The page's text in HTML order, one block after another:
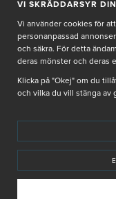
Genom att ge min e-
De uppgifter du
INNEHÅLLET OCH
VI SKRÄDDARSYR
Vi använder cookies för
personanpassad
och säkra. För detta
deras mönster och deras
Klicka på "Okej" om du
och vilka du vill stänga av